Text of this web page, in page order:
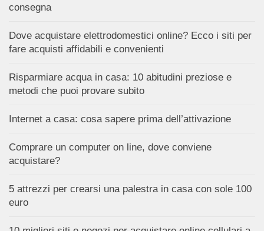
consegna
Dove acquistare elettrodomestici online? Ecco i siti per
fare acquisti affidabili e convenienti
Risparmiare acqua in casa: 10 abitudini preziose e
metodi che puoi provare subito
Internet a casa: cosa sapere prima dell’attivazione
Comprare un computer on line, dove conviene
acquistare?
5 attrezzi per crearsi una palestra in casa con sole 100
euro